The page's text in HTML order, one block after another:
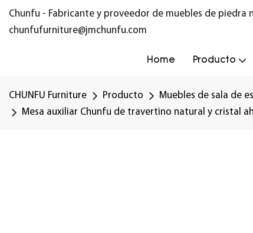
Chunfu - Fabricante y proveedor de muebles de piedra
chunfufurniture@jmchunfu.com
Home Producto
CHUNFU Furniture Producto Muebles de sala de
Mesa auxiliar Chunfu de travertino natural y cristal